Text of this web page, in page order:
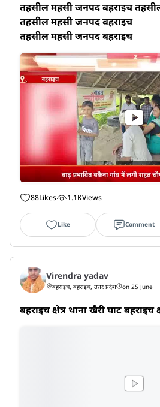
तहसील महसी जनपद बहराइच
तहसील महसी जनपद बहराइच
तहसील महसी जनपद बहराइच
88Likes 1.1KViews
Like Comment
Virendra yadav
बहराइच, बहराइच, उत्तर प्रदेश on 25 June
बहराइच क्षेत्र थाना खैरी घाट बहराइच